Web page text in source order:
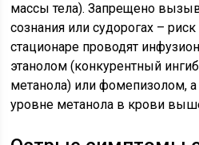
массы тела). Запрещено
сознания или судорогах –
стационаре проводят
этанолом (конкурентный
метанола) или фомепизолом,
уровне метанола в крови